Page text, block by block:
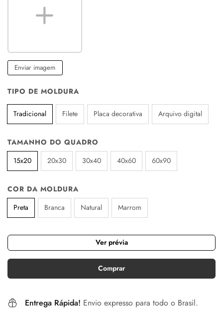
Enviar imagem
TIPO DE MOLDURA
Tradicional Filete Placa decorativa Arquivo digital
TAMANHO DO QUADRO
15x20
20x30 30x40 40x60 60x90
COR DA MOLDURA
Preta
Branca Natural Marrom
Ver prévia
Comprar
Entrega Rápida! Envio expresso para todo o Brasil.